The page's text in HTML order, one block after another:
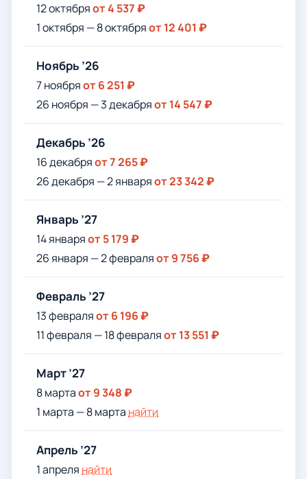
12 октябряот 4 537 ₽
1 октября — 8 октябряот 12 401 ₽
Ноябрь ’26
7 ноябряот 6 251 ₽
26 ноября — 3 декабряот 14 547 ₽
Декабрь ’26
16 декабряот 7 265 ₽
26 декабря — 2 январяот 23 342 ₽
Январь ’27
14 январяот 5 179 ₽
26 января — 2 февраляот 9 756 ₽
Февраль ’27
13 февраляот 6 196 ₽
11 февраля — 18 февраляот 13 551 ₽
Март ’27
8 мартаот 9 348 ₽
1 марта — 8 марта найти
Апрель ’27
1 апреля найти